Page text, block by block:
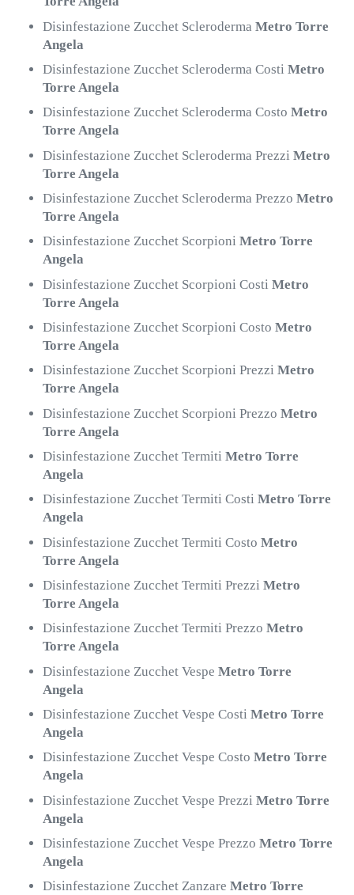
Disinfestazione Zucchet SclerodermaMetro Torre
Angela
Disinfestazione Zucchet Scleroderma CostiMetro
Torre Angela
Disinfestazione Zucchet Scleroderma CostoMetro
Torre Angela
Disinfestazione Zucchet Scleroderma PrezziMetro
Torre Angela
Disinfestazione Zucchet Scleroderma PrezzoMetro
Torre Angela
Disinfestazione Zucchet ScorpioniMetro Torre
Angela
Disinfestazione Zucchet Scorpioni CostiMetro
Torre Angela
Disinfestazione Zucchet Scorpioni CostoMetro
Torre Angela
Disinfestazione Zucchet Scorpioni PrezziMetro
Torre Angela
Disinfestazione Zucchet Scorpioni PrezzoMetro
Torre Angela
Disinfestazione Zucchet TermitiMetro Torre
Angela
Disinfestazione Zucchet Termiti CostiMetro Torre
Angela
Disinfestazione Zucchet Termiti CostoMetro
Torre Angela
Disinfestazione Zucchet Termiti PrezziMetro
Torre Angela
Disinfestazione Zucchet Termiti PrezzoMetro
Torre Angela
Disinfestazione Zucchet VespeMetro Torre
Angela
Disinfestazione Zucchet Vespe CostiMetro Torre
Angela
Disinfestazione Zucchet Vespe CostoMetro Torre
Angela
Disinfestazione Zucchet Vespe PrezziMetro Torre
Angela
Disinfestazione Zucchet Vespe PrezzoMetro Torre
Angela
Disinfestazione Zucchet ZanzareMetro Torre